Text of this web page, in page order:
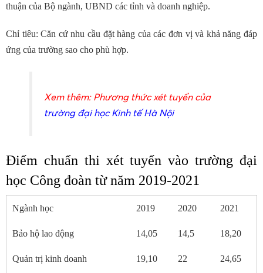
thuận của Bộ ngành, UBND các tỉnh và doanh nghiệp.
Chỉ tiêu: Căn cứ nhu cầu đặt hàng của các đơn vị và khả năng đáp
ứng của trường sao cho phù hợp.
Xem thêm: Phương thức xét tuyển của
trường đại học Kinh tế Hà Nội
Điểm chuẩn thi xét tuyển vào trường đại
học Công đoàn từ năm 2019-2021
Ngành học 2019 2020 2021
Bảo hộ lao động 14,05 14,5 18,20
Quản trị kinh doanh 19,10 22 24,65